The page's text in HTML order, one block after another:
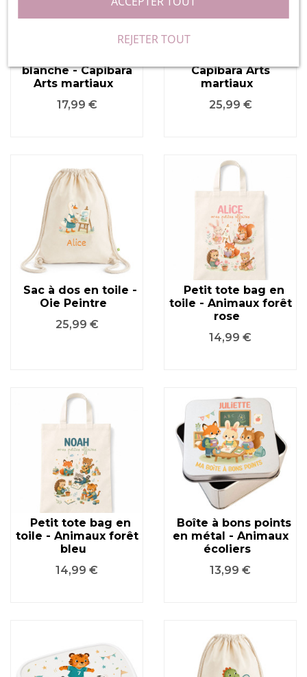
REJETER TOUT
blanche - Capibara
Arts martiaux
Prix
17,99 €
Capibara Arts
martiaux
Prix
25,99 €
Sac à dos en toile -
Oie Peintre
Prix
25,99 €
Petit tote bag en
toile - Animaux forêt
rose
Prix
14,99 €
Petit tote bag en
toile - Animaux forêt
bleu
Prix
14,99 €
Boîte à bons points
en métal - Animaux
écoliers
Prix
13,99 €